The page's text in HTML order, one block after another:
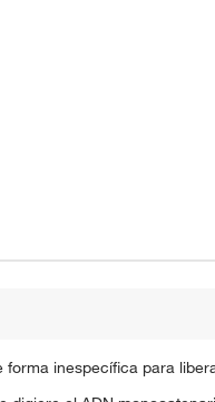
inespecífica para